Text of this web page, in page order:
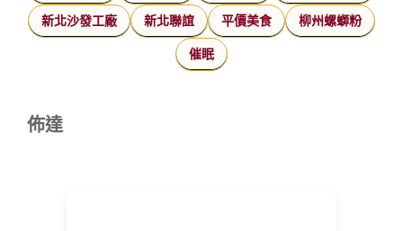
新北沙發工廠 新北聯誼 平價美食 柳州螺螄粉
催眠
佈達